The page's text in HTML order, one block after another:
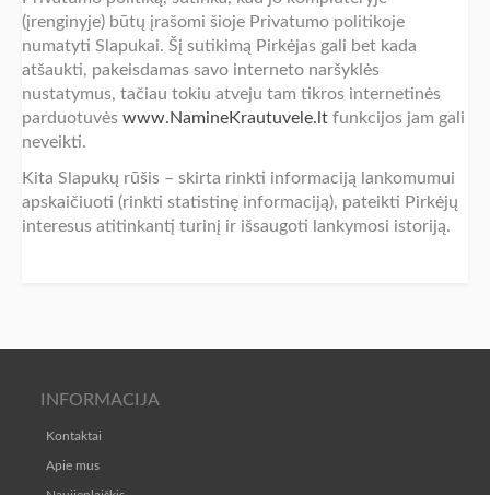
(įrenginyje) būtų įrašomi šioje Privatumo politikoje
numatyti Slapukai. Šį sutikimą Pirkėjas gali bet kada
atšaukti, pakeisdamas savo interneto naršyklės
nustatymus, tačiau tokiu atveju tam tikros internetinės
parduotuvės www.NamineKrautuvele.lt funkcijos jam gali
neveikti.
Kita Slapukų rūšis – skirta rinkti informaciją lankomumui
apskaičiuoti (rinkti statistinę informaciją), pateikti Pirkėjų
interesus atitinkantį turinį ir išsaugoti lankymosi istoriją.
INFORMACIJA
Kontaktai
Apie mus